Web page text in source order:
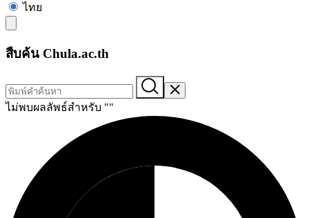
ไทย
สืบค้น Chula.ac.th
ไม่พบผลลัพธ์สำหรับ ""